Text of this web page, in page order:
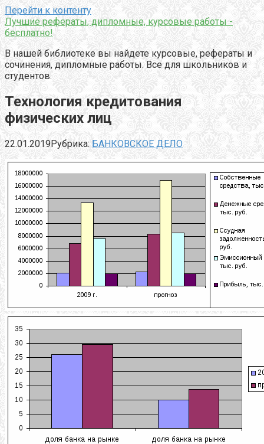
Перейти к контенту
Лучшие рефераты, дипломные, курсовые работы -
бесплатно!
В нашей библиотеке вы найдете курсовые, рефераты и
сочинения, дипломные работы. Все для школьников и
студентов.
Технология кредитования
физических лиц
22.01.2019Рубрика: БАНКОВСКОЕ ДЕЛО